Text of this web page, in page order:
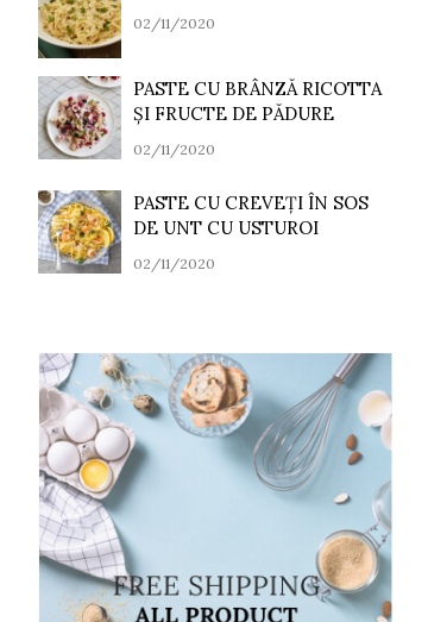
02/11/2020
PASTE CU BRÂNZĂ RICOTTA
ȘI FRUCTE DE PĂDURE
02/11/2020
PASTE CU CREVEȚI ÎN SOS
DE UNT CU USTUROI
02/11/2020